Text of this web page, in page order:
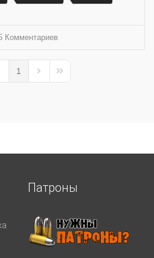
Комментариев
Page
1
Next PageLast Page
Патроны